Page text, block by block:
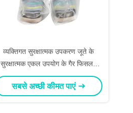
व्यक्तिगत सुरक्षात्मक उपकरण जूते के
सुरक्षात्मक एकल उपयोग के गैर फिसलन
सफेद
सबसे अच्छी कीमत पाएं